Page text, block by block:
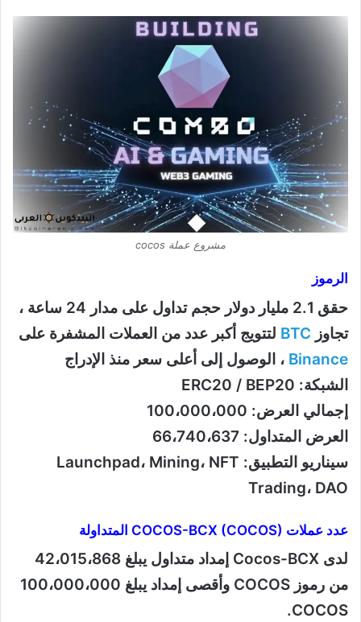
مشروع عملة cocos
الرموز
حقق 2.1 مليار دولار حجم تداول على مدار 24 ساعة ،
تجاوز BTC لتتويج أكبر عدد من العملات المشفرة على
Binance ، الوصول إلى أعلى سعر منذ الإدراج
الشبكة: ERC20 / BEP20
إجمالي العرض: 100،000،000
العرض المتداول: 66،740،637
سيناريو التطبيق: Launchpad، Mining، NFT
Trading، DAO
عدد عملات COCOS-BCX (COCOS) المتداولة
لدى Cocos-BCX إمداد متداول يبلغ 42،015،868
من رموز COCOS وأقصى إمداد يبلغ 100،000،000
COCOS.